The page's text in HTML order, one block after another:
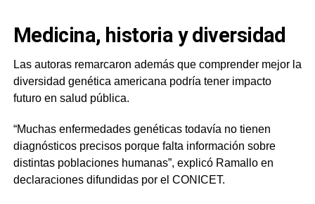
Medicina, historia y diversidad
Las autoras remarcaron además que comprender mejor la
diversidad genética americana podría tener impacto
futuro en salud pública.
“Muchas enfermedades genéticas todavía no tienen
diagnósticos precisos porque falta información sobre
distintas poblaciones humanas”, explicó Ramallo en
declaraciones difundidas por el CONICET.